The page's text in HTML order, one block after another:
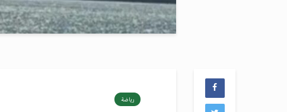
رياضة